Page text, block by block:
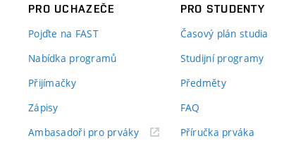
PRO UCHAZEČE
Pojďte na FAST
Nabídka programů
Přijímačky
Zápisy
Ambasadoři pro prváky(externí
PRO STUDENTY
Časový plán studia
Studijní programy
Předměty
FAQ
Příručka prváka(externí